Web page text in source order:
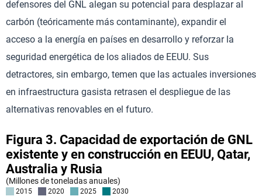
defensores del GNL alegan su potencial para desplazar al
carbón (teóricamente más contaminante), expandir el
acceso a la energía en países en desarrollo y reforzar la
seguridad energética de los aliados de EEUU. Sus
detractores, sin embargo, temen que las actuales inversiones
en infraestructura gasista retrasen el despliegue de las
alternativas renovables en el futuro.